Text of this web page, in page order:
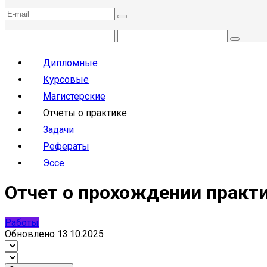
Дипломные
Курсовые
Магистерские
Отчеты о практике
Задачи
Рефераты
Эссе
Отчет о прохождении
Работы
Обновлено 13.10.2025